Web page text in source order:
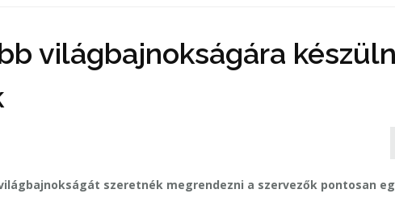
világbajnokságára
szeretnék megrendezni a szervezők pontosan